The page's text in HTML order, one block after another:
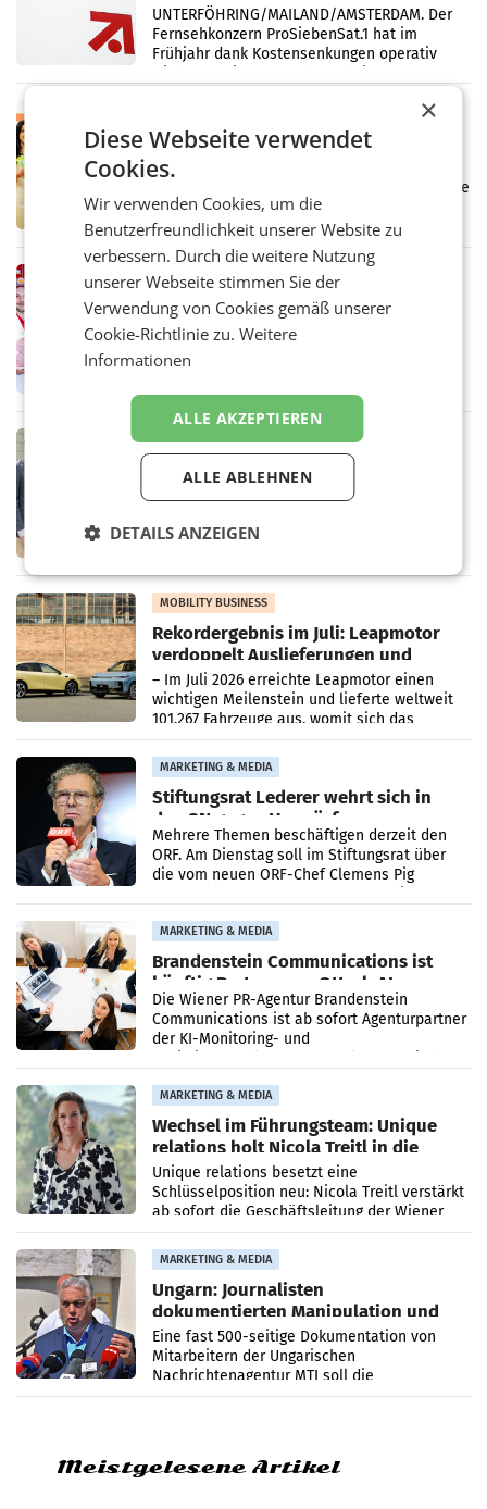
UNTERFÖHRING/MAILAND/AMSTERDAM. Der
Fernsehkonzern ProSiebenSat.1 hat im
Frühjahr dank Kostensenkungen operativ
Eine Bühne für Zirkularität: ARA und
Müller informieren am POS über
Kreislauffähigkeit
Über den gesamten August hinweg rücken die
Altstoff Recycling Austria AG (ARA) und der
Handelskonzern Müller die Initiative
„Kreislauf-Helden“ in allen österreichischen
Müller-Filialen
RETAIL
Penny modernisiert zwei Filialen in
Ober- und Niederösterreich
WIENER NEUDORF. – Im Rahmen einer
laufenden Modernisierungsoffensive
Oberösterreich. Die beiden Standorte liegen
in Haag sowie im rund
Alles bereit für den Wechsel: Jürgen
Albrecht setzt ab 1.1.2027 auf Adeg
WIENER NEUDORF. – Die geplante
Zusammenarbeit zwischen Adeg und dem
Vorarlberger Kaufmann Jürgen Albrecht ist
Bundeswettbewerbsbehörde und der
Bundeskartellanwalt
MOBILITY BUSINESS
Rekordergebnis im Juli: Leapmotor
verdoppelt Auslieferungen und
überschreitet die 100.000er-Marke
– Im Juli 2026 erreichte Leapmotor einen
wichtigen Meilenstein und lieferte weltweit
101.267 Fahrzeuge aus, womit sich das
Ergebnis gegenüber Juli 2025 mehr als
verdoppelte (+102
MARKETING & MEDIA
Stiftungsrat Lederer wehrt sich in
den SN gegen Vorwürfe
Mehrere Themen beschäftigen derzeit den
ORF. Am Dienstag soll im Stiftungsrat über
die vom neuen ORF-Chef Clemens Pig
MARKETING & MEDIA
Brandenstein Communications ist
künftig Partner von OtterlyAI
Die Wiener PR-Agentur Brandenstein
Communications ist ab sofort Agenturpartner
der KI-Monitoring- und
MARKETING & MEDIA
Wechsel im Führungsteam: Unique
relations holt Nicola Treitl in die
Geschäftsleitung
Unique relations besetzt eine
Schlüsselposition neu: Nicola Treitl verstärkt
ab sofort die Geschäftsleitung der Wiener
PR-Agentur an der Seite von Josef Kalina und
Anna Kalina-Mahr.
MARKETING & MEDIA
Ungarn: Journalisten
dokumentierten Manipulation und
Zensur
Eine fast 500-seitige Dokumentation von
Mitarbeitern der Ungarischen
Nachrichtenagentur MTI soll die
systematische Nachrichten-Manipulation und
Meistgelesene Artikel
×
Diese Webseite verwendet
Cookies.
Wir verwenden Cookies, um die
Benutzerfreundlichkeit unserer Website zu
verbessern. Durch die weitere Nutzung
unserer Webseite stimmen Sie der
Verwendung von Cookies gemäß unserer
Cookie-Richtlinie zu.Weitere
Informationen
ALLE AKZEPTIEREN
ALLE ABLEHNEN
DETAILS ANZEIGEN